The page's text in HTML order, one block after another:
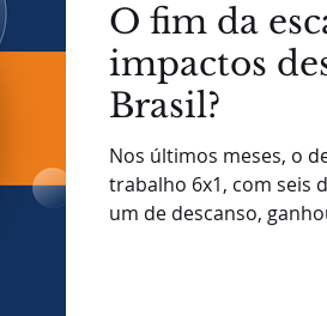
O fim da
impactos
Brasil?
Nos últimos meses, o
trabalho 6x1, com seis
um de descanso,